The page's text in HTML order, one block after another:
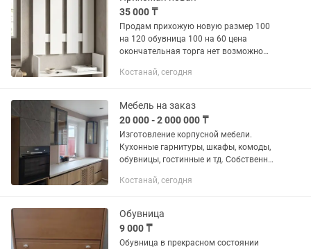
35 000 ₸
Продам прихожую новую размер 100
на 120 обувница 100 на 60 цена
окончательная торга нет возможно
узнавайте
Костанай, сегодня
Мебель на заказ
20 000 - 2 000 000 ₸
Изготовление корпусной мебели.
Кухонные гарнитуры, шкафы, комоды,
обувницы, гостинные и тд. Собственное
производство (г.Екатеринбург) Сборка
Костанай, сегодня
Обувница
9 000 ₸
Обувница в прекрасном состоянии